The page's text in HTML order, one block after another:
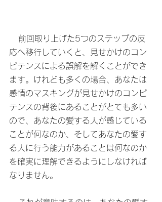
応へ移行していくと、見せかけのコン
ピテンスによる誤解を解くことができ
ます。けれども多くの場合、あなたは
感情のマスキングが見せかけのコンピ
テンスの背後にあることがとても多い
ので、あなたの愛する人が感じている
ことが何なのか、そしてあなたの愛す
る人に行う能力があることは何なのか
を確実に理解できるようにしなければ
なりません。